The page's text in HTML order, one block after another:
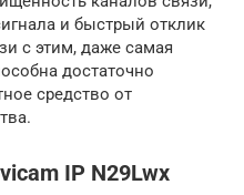
и быстрый отклик
с этим, даже самая
достаточно
средство от
IP N29Lwx